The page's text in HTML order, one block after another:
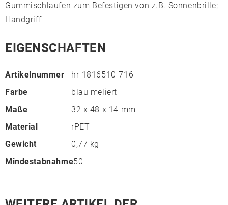
Gummischlaufen zum Befestigen von z.B. Sonnenbrille;
Handgriff
EIGENSCHAFTEN
Artikelnummer
hr-1816510-716
Farbe
blau meliert
Maße
32 x 48 x 14 mm
Material
rPET
Gewicht
0,77 kg
Mindestabnahme50